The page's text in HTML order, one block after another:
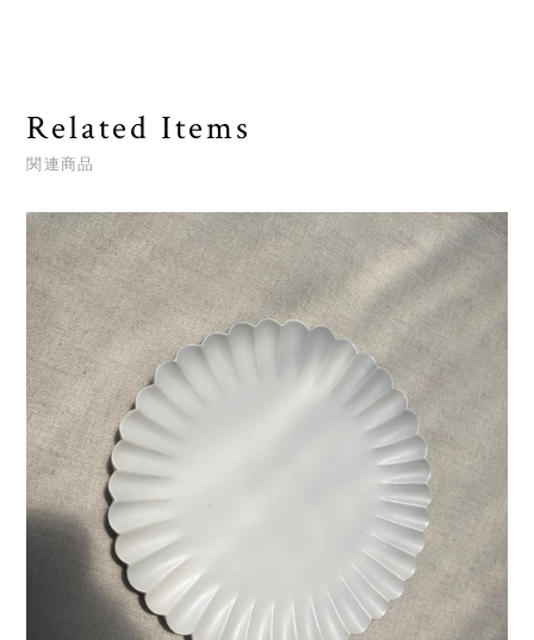
Related Items
関連商品